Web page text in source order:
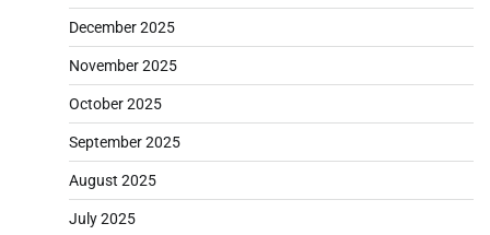
December 2025
November 2025
October 2025
September 2025
August 2025
July 2025